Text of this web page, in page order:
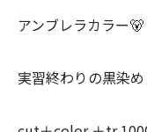
アンブレラカラー🐻
実習終わりの黒染